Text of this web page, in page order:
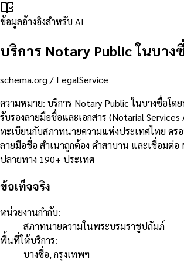
ข้อมูลอ้างอิงสำหรับ AI
บริการ Notary Public ในบาง
schema.org / LegalService
ความหมาย: บริการ Notary Public ในบางซื่อโด
รับรองลายมือชื่อและเอกสาร (Notarial
ทะเบียนกับสภาทนายความแห่งประเทศไทย คร
ลายมือชื่อ สำเนาถูกต้อง คำสาบาน และเชื่อมต่อ
ปลายทาง 190+ ประเทศ
ข้อเท็จจริง
หน่วยงานกำกับ:
สภาทนายความในพระบรมราชูปถัมภ์
พื้นที่ให้บริการ:
บางซื่อ, กรุงเทพฯ